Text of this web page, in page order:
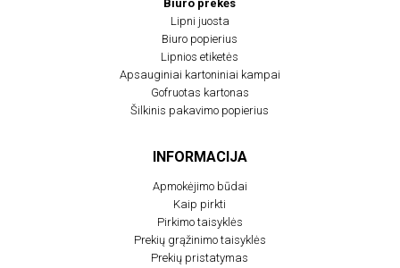
Biuro prekės
Lipni juosta
Biuro popierius
Lipnios etiketės
Apsauginiai kartoniniai kampai
Gofruotas kartonas
Šilkinis pakavimo popierius
INFORMACIJA
Apmokėjimo būdai
Kaip pirkti
Pirkimo taisyklės
Prekių grąžinimo taisyklės
Prekių pristatymas